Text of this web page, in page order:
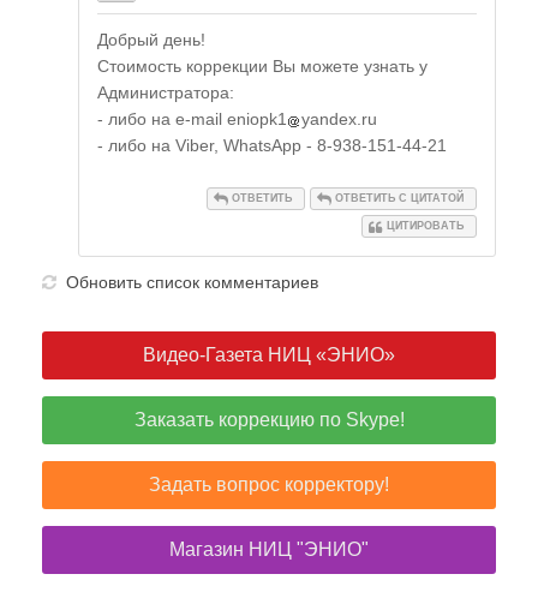
Добрый день!
Стоимость коррекции Вы можете узнать у
Администратора:
- либо на e-mail eniopk1
yandex.ru
- либо на Viber, WhatsApp - 8-938-151-44-21
ОТВЕТИТЬ ОТВЕТИТЬ С ЦИТАТОЙ
ЦИТИРОВАТЬ
Обновить список комментариев
Видео-Газета НИЦ «ЭНИО»
Заказать коррекцию по Skype!
Задать вопрос корректору!
Магазин НИЦ "ЭНИО"